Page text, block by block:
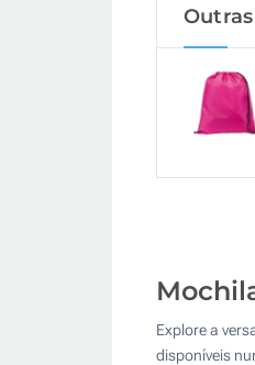
Explore a
disponíveis